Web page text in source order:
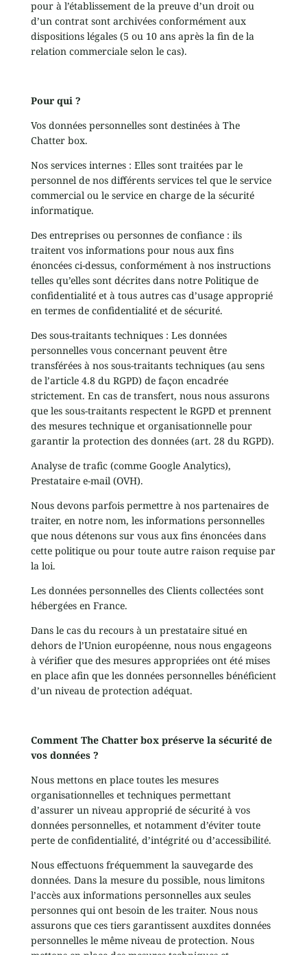
pour à l’établissement de la preuve d’un droit ou
d’un contrat sont archivées conformément aux
dispositions légales (5 ou 10 ans après la fin de la
relation commerciale selon le cas).
Pour qui ?
Vos données personnelles sont destinées à The
Chatter box.
Nos services internes : Elles sont traitées par le
personnel de nos différents services tel que le service
commercial ou le service en charge de la sécurité
informatique.
Des entreprises ou personnes de confiance : ils
traitent vos informations pour nous aux fins
énoncées ci-dessus, conformément à nos instructions
telles qu’elles sont décrites dans notre Politique de
confidentialité et à tous autres cas d’usage approprié
en termes de confidentialité et de sécurité.
Des sous-traitants techniques : Les données
personnelles vous concernant peuvent être
transférées à nos sous-traitants techniques (au sens
de l’article 4.8 du RGPD) de façon encadrée
strictement. En cas de transfert, nous nous assurons
que les sous-traitants respectent le RGPD et prennent
des mesures technique et organisationnelle pour
garantir la protection des données (art. 28 du RGPD).
Analyse de trafic (comme Google Analytics),
Prestataire e-mail (OVH).
Nous devons parfois permettre à nos partenaires de
traiter, en notre nom, les informations personnelles
que nous détenons sur vous aux fins énoncées dans
cette politique ou pour toute autre raison requise par
la loi.
Les données personnelles des Clients collectées sont
hébergées en France.
Dans le cas du recours à un prestataire situé en
dehors de l’Union européenne, nous nous engageons
à vérifier que des mesures appropriées ont été mises
en place afin que les données personnelles bénéficient
d’un niveau de protection adéquat.
Comment The Chatter box préserve la sécurité de
vos données ?
Nous mettons en place toutes les mesures
organisationnelles et techniques permettant
d’assurer un niveau approprié de sécurité à vos
données personnelles, et notamment d’éviter toute
perte de confidentialité, d’intégrité ou d’accessibilité.
Nous effectuons fréquemment la sauvegarde des
données. Dans la mesure du possible, nous limitons
l’accès aux informations personnelles aux seules
personnes qui ont besoin de les traiter. Nous nous
assurons que ces tiers garantissent auxdites données
personnelles le même niveau de protection. Nous